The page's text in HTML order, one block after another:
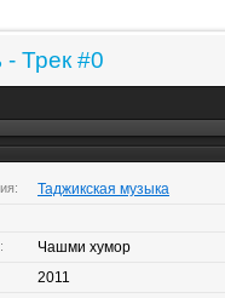
Трек #0
Таджикская музыка
Чашми хумор
2011